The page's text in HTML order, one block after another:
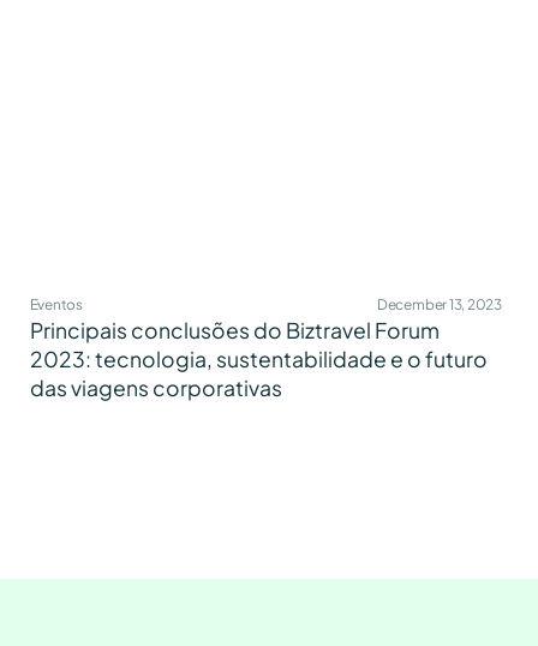
Eventos December 13, 2023
Principais conclusões do Biztravel Forum
2023: tecnologia, sustentabilidade e o futuro
das viagens corporativas